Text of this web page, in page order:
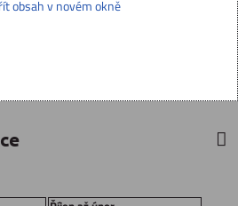
obsah v novém okně